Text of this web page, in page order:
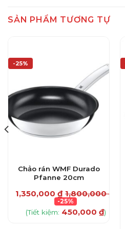
SẢN PHẨM TƯƠNG TỰ
-25%
Chảo rán WMF Durado
Pfanne 20cm
1,350,000 ₫ 1,800,000₫
-25%
(Tiết kiệm: 450,000 ₫)